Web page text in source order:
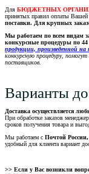
Для БЮДЖЕТНЫХ
принятых правил оплаты Вашей
поставки. Для крупных
Мы работаем по всем видам
конкурсные процедуры по
продукции, произведенной
конкурсную процедуру,
поставщиков.
Варианты
Доставка осуществляется
При обработке заказов
сроков получения товара и
Мы работаем с Почтой
удобный для клиента вариант
>> Если у Вас возникли